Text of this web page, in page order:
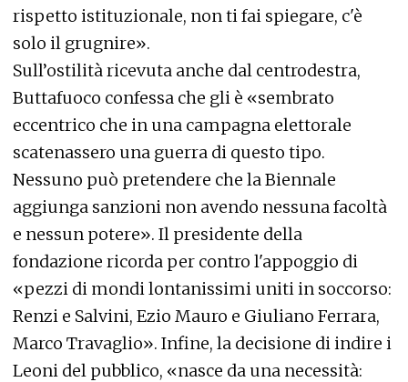
rispetto istituzionale, non ti fai spiegare, c'è
solo il grugnire».
Sull’ostilità ricevuta anche dal centrodestra,
Buttafuoco confessa che gli è «sembrato
eccentrico che in una campagna elettorale
scatenassero una guerra di questo tipo.
Nessuno può pretendere che la Biennale
aggiunga sanzioni non avendo nessuna facoltà
e nessun potere». Il presidente della
fondazione ricorda per contro l'appoggio di
«pezzi di mondi lontanissimi uniti in soccorso:
Renzi e Salvini, Ezio Mauro e Giuliano Ferrara,
Marco Travaglio». Infine, la decisione di indire i
Leoni del pubblico, «nasce da una necessità: